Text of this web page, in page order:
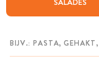
CHAT MET MAIA
MIJN BEWAARDE